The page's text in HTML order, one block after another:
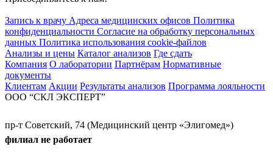
Запись к врачу Адреса медицинских офисов Политика
конфиденциальности Согласие на обработку персональных
данных Политика использования cookie-файлов
Анализы и цены Каталог анализов Где сдать
Компания О лаборатории Партнёрам Нормативные
документы
Клиентам Акции Результаты анализов Программа лояльности
ООО “СКЛ ЭКСПЕРТ”
пр-т Советский, 74 (Медицинский центр «Элигомед»)
филиал не работает